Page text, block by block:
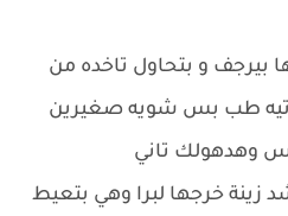
بيرجف و بتحاول تاخده من
طب بس شويه صغيرين
وهدهولك تاني
زينة خرجها لبرا وهي بتعيط